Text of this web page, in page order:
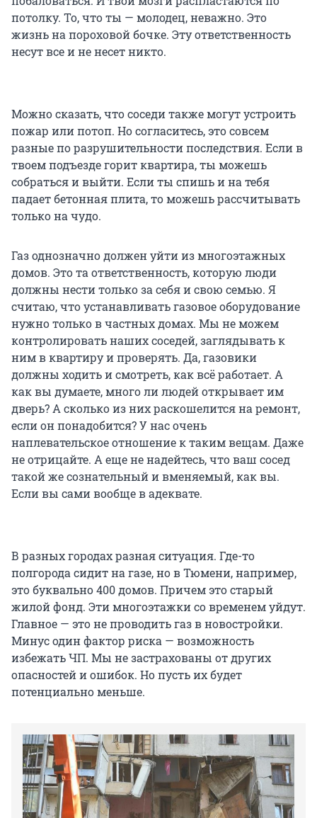
потолку. То, что ты — молодец, неважно. Это
жизнь на пороховой бочке. Эту ответственность
несут все и не несет никто.
Можно сказать, что соседи также могут устроить
пожар или потоп. Но согласитесь, это совсем
разные по разрушительности последствия. Если в
твоем подъезде горит квартира, ты можешь
собраться и выйти. Если ты спишь и на тебя
падает бетонная плита, то можешь рассчитывать
только на чудо.
Газ однозначно должен уйти из многоэтажных
домов. Это та ответственность, которую люди
должны нести только за себя и свою семью. Я
считаю, что устанавливать газовое оборудование
нужно только в частных домах. Мы не можем
контролировать наших соседей, заглядывать к
ним в квартиру и проверять. Да, газовики
должны ходить и смотреть, как всё работает. А
как вы думаете, много ли людей открывает им
дверь? А сколько из них раскошелится на ремонт,
если он понадобится? У нас очень
наплевательское отношение к таким вещам. Даже
не отрицайте. А еще не надейтесь, что ваш сосед
такой же сознательный и вменяемый, как вы.
Если вы сами вообще в адеквате.
В разных городах разная ситуация. Где-то
полгорода сидит на газе, но в Тюмени, например,
это буквально 400 домов. Причем это старый
жилой фонд. Эти многоэтажки со временем уйдут.
Главное — это не проводить газ в новостройки.
Минус один фактор риска — возможность
избежать ЧП. Мы не застрахованы от других
опасностей и ошибок. Но пусть их будет
потенциально меньше.